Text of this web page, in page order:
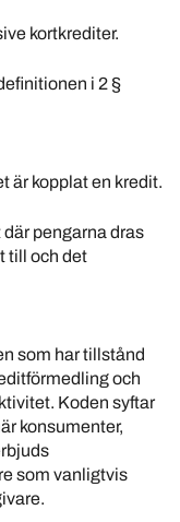
kortkrediter.
i 2 §
är kopplat en kredit.
pengarna dras
till och det
som har tillstånd
och
Koden syftar
konsumenter,
som vanligtvis